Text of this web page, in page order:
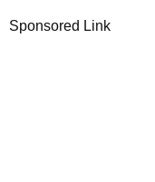
Sponsored Link